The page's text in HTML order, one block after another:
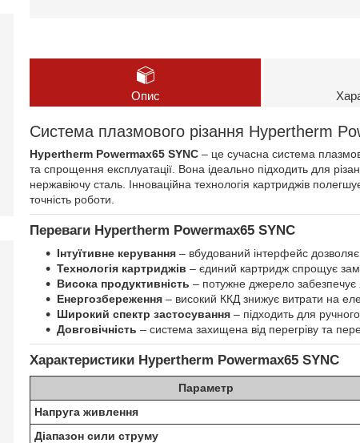
Опис
Система плазмового різання Hypertherm
Hypertherm Powermax65 SYNC – це сучасна система
та спрощення експлуатації. Вона ідеально підходить для
нержавіючу сталь. Інноваційна технологія картриджів
точність роботи.
Переваги Hypertherm Powermax65 SYNC
Інтуїтивне керування – вбудований інтерфейс
Технологія картриджів – єдиний картридж спрощує
Висока продуктивність – потужне джерело забезпечує
Енергозбереження – високий ККД знижує витрати на
Широкий спектр застосування – підходить для
Довговічність – система захищена від перегріву та
Характеристики Hypertherm Powermax65 SYNC
Параметр
Напруга живлення
Діапазон сили струму